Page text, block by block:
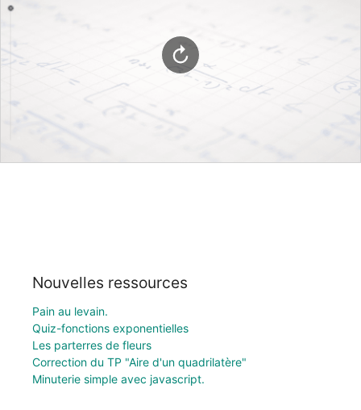
Nouvelles ressources
Pain au levain.
Quiz-fonctions exponentielles
Les parterres de fleurs
Correction du TP "Aire d'un quadrilatère"
Minuterie simple avec javascript.